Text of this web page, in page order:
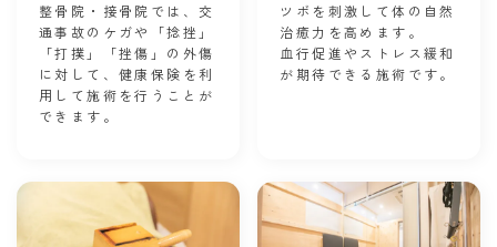
整骨院・接骨院では、交
通事故のケガや「捻挫」
「打撲」「挫傷」の外傷
に対して、健康保険を利
用して施術を行うことが
できます。
ツボを刺激して体の自然
治癒力を高めます。
血行促進やストレス緩和
が期待できる施術です。